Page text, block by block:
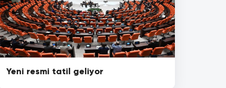
Yeni resmi tatil geliyor